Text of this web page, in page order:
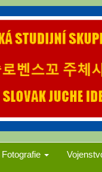
Fotografie